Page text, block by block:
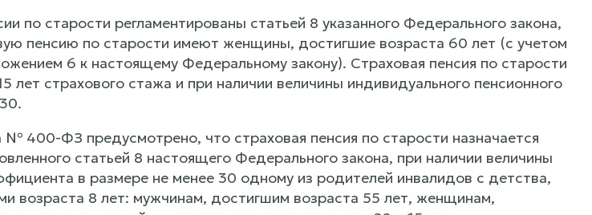
по старости регламентированы статьей 8 указанного Федерального закона,
пенсию по старости имеют женщины, достигшие возраста 60 лет (с учетом
6 к настоящему Федеральному закону). Страховая пенсия по старости
лет страхового стажа и при наличии величины индивидуального пенсионного
№ 400-ФЗ предусмотрено, что страховая пенсия по старости назначается
статьей 8 настоящего Федерального закона, при наличии величины
в размере не менее 30 одному из родителей инвалидов с детства,
возраста 8 лет: мужчинам, достигшим возраста 55 лет, женщинам,